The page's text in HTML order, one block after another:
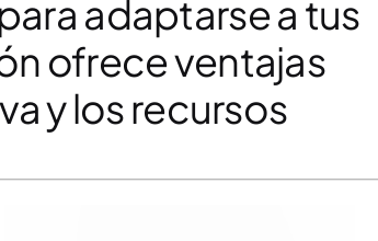
adaptarse a tus
ofrece ventajas
y los recursos